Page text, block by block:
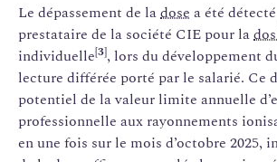
Le dépassement de ladose a été
prestataire de la société CIE pour la
individuelle[3], lors du développement
lecture différée porté par le salarié. Ce
potentiel de la valeur limite annuelle
professionnelle aux rayonnements
en une fois sur le mois d’octobre 2025,